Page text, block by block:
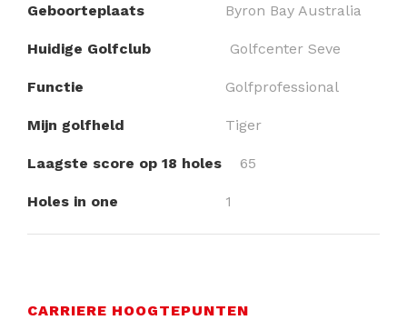
Geboorteplaats Byron Bay Australia
Huidige Golfclub Golfcenter Seve
Functie Golfprofessional
Mijn golfheld Tiger
Laagste score op 18 holes 65
Holes in one 1
CARRIERE HOOGTEPUNTEN